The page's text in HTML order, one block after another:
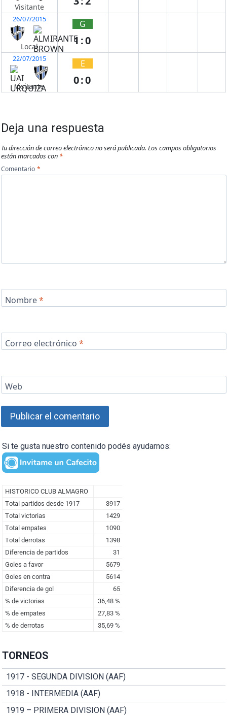
Visitante
26/07/2015
Local
G
1:0
22/07/2015
Visitante
E
0:0
Deja una respuesta
Tu dirección de correo electrónico no será publicada. Los campos obligatorios
están marcados con *
Comentario *
Nombre*
Correo electrónico *
Web
Si te gusta nuestro contenido podés ayudarnos:
TORNEOS
1917 - SEGUNDA DIVISION (AAF)
1918 - INTERMEDIA (AAF)
1919 – PRIMERA DIVISION (AAF)